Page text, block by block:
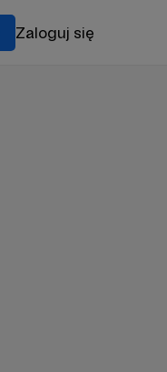
Zaloguj się